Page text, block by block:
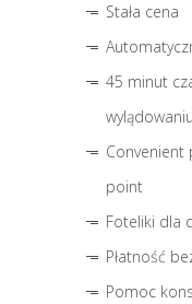
Stała cena
45 minut
point
Foteliki dla
Płatność
Pomoc